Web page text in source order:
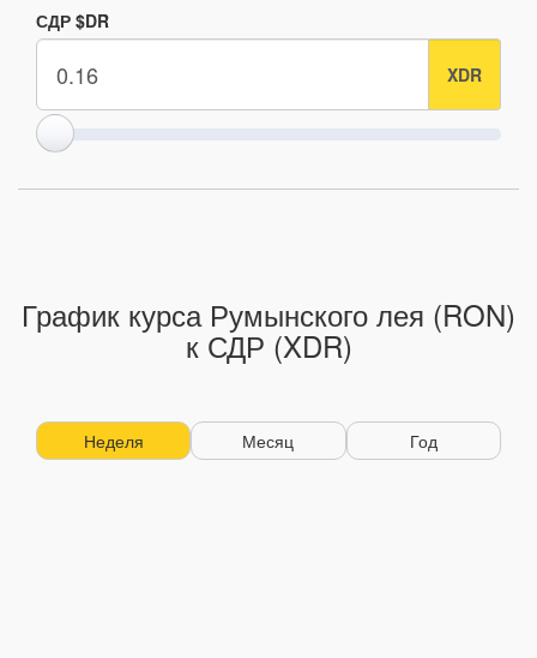
СДР $DR
График курса Румынского лея (RON)
к СДР (XDR)
Неделя Месяц Год